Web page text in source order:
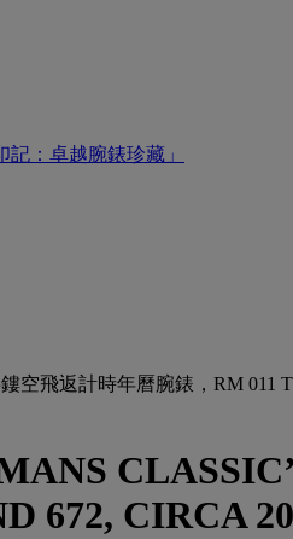
：卓越腕錶珍藏」
飛返計時年曆腕錶，RM 011
672, CIRCA